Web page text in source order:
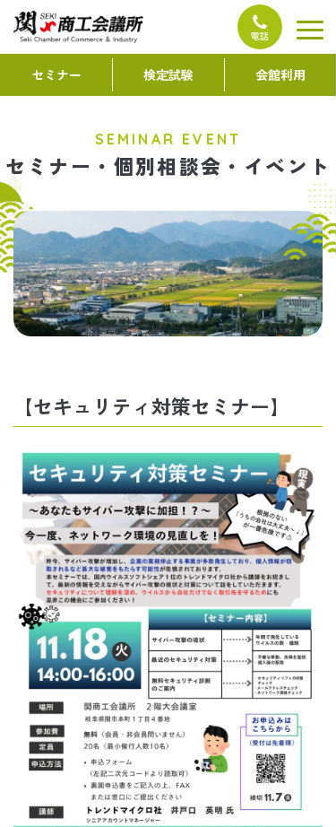
ン
テ
ツ
キ
ッ
プ
電話
セミナー 検定試験 会館利用
SEMINAR EVENT
セミナー・個別相談会・イベント
【セキュリティ対策セミナー】